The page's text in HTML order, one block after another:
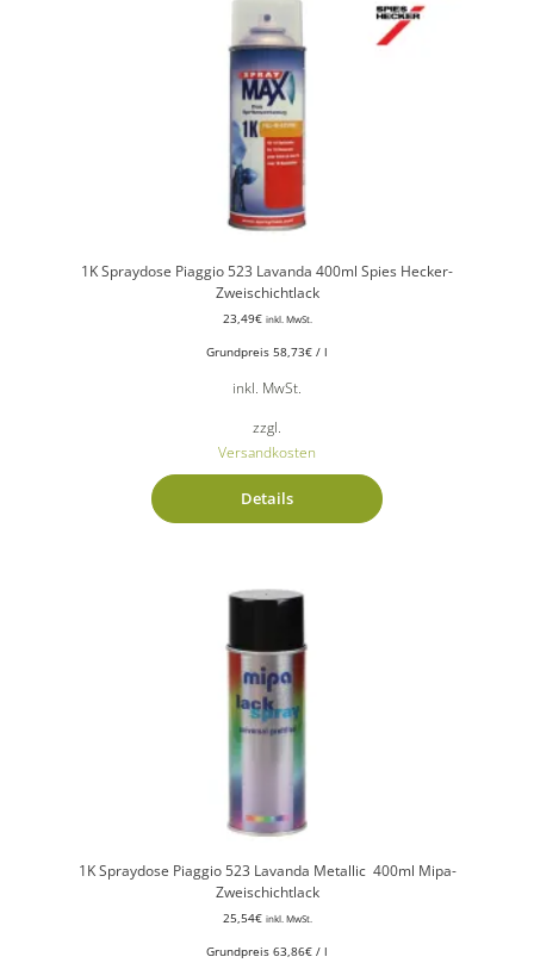
1K Spraydose Piaggio 523 Lavanda 400ml Spies Hecker-
Zweischichtlack
23,49€ inkl. MwSt.
Grundpreis 58,73€ / l
inkl. MwSt.
zzgl.
Versandkosten
Details
1K Spraydose Piaggio 523 Lavanda Metallic 400ml Mipa-
Zweischichtlack
25,54€ inkl. MwSt.
Grundpreis 63,86€ / l